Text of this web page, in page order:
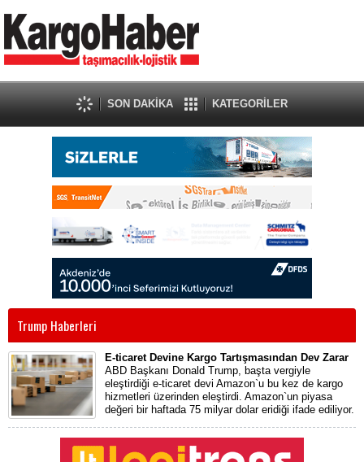
SON DAKİKA KATEGORİLER
Trump Haberleri
E-ticaret Devine Kargo Tartışmasından Dev Zarar
ABD Başkanı Donald Trump, başta vergiyle
eleştirdiği e-ticaret devi Amazon`u bu kez de kargo
hizmetleri üzerinden eleştirdi. Amazon`un piyasa
değeri bir haftada 75 milyar dolar eridiği ifade ediliyor.